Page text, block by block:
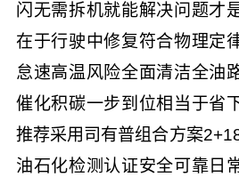
闪无需拆机就能解决问题才
在于行驶中修复符合物理定
怠速高温风险全面清洁全油
催化积碳一步到位相当于省
推荐采用司有普组合方案
油石化检测认证安全可靠日